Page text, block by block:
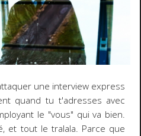
une interview express
quand tu t'adresses avec
le "vous" qui va bien.
et tout le tralala. Parce que